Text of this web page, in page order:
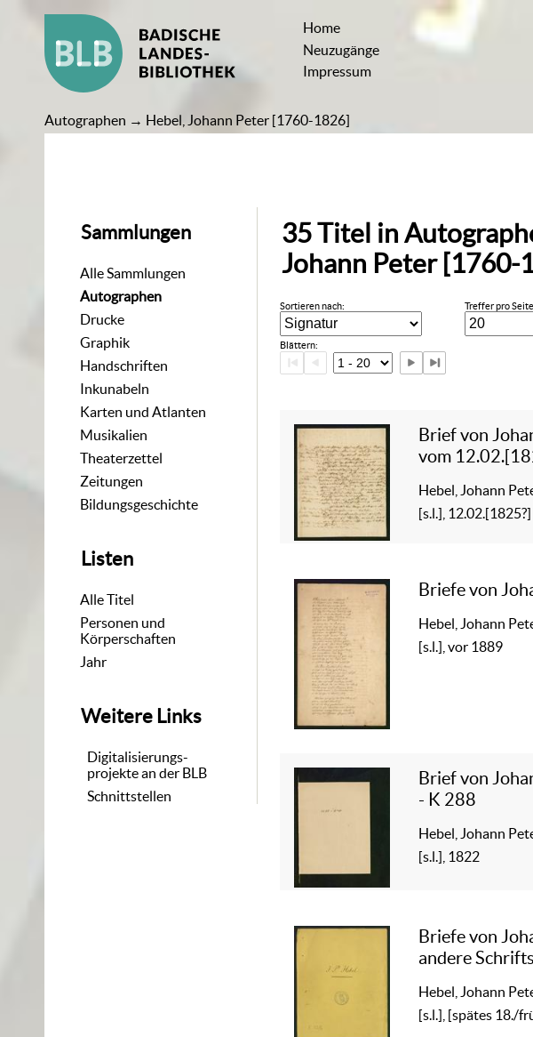
Home
Neuzugänge
Impressum
Autographen → Hebel, Johann Peter [1760-1826]
Sammlungen
Alle Sammlungen
Autographen
Drucke
Graphik
Handschriften
Inkunabeln
Karten und Atlanten
Musikalien
Theaterzettel
Zeitungen
Bildungsgeschichte
Listen
Alle Titel
Personen und
Körperschaften
Jahr
Weitere Links
Digitalisierungs-
projekte an der BLB
Schnittstellen
35Titel in
Johann Peter [1760-
Sortieren nach: Treffer pro
Blättern:
Brief von
vom
Hebel, Johann
[s.l.], 12.02.[1825?]
Briefe von
Hebel, Johann
[s.l.], vor 1889
Brief von
- K 288
Hebel, Johann
[s.l.], 1822
Briefe von
andere
Hebel, Johann
[s.l.], [spätes 18./